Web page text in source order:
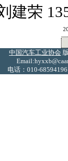
建荣
中国汽车工业协会
电话：010-